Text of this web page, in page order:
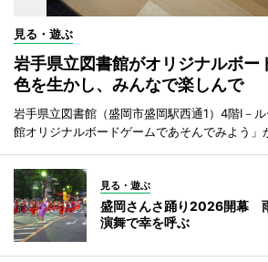
見る・遊ぶ
岩手県立図書館がオリジナルボ
色を生かし、みんなで楽しんで
岩手県立図書館（盛岡市盛岡駅西通1）4階I－
館オリジナルボードゲームであそんでみよう」
見る・遊ぶ
盛岡さんさ踊り2026開幕
演舞で幸を呼ぶ